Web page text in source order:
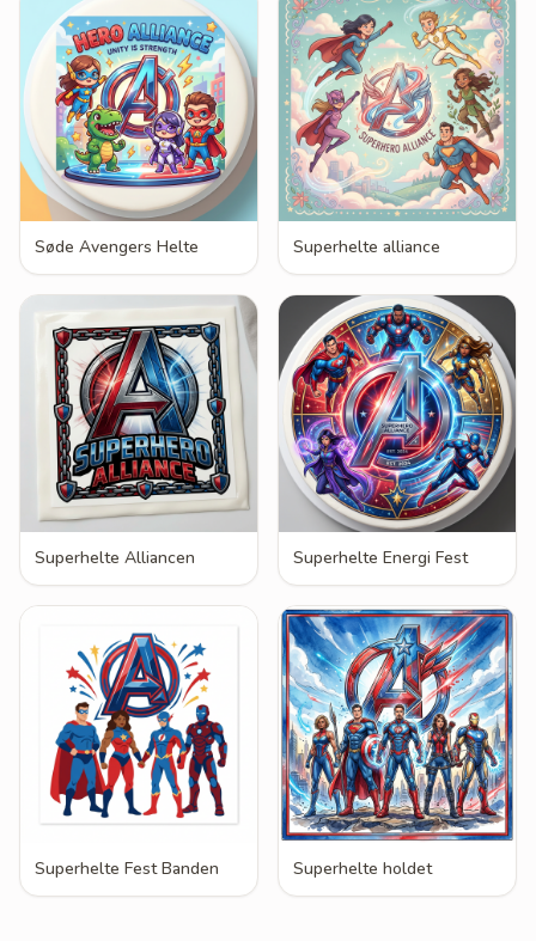
Søde Avengers Helte Superhelte alliance
Superhelte Alliancen Superhelte Energi Fest
Superhelte Fest Banden Superhelte holdet